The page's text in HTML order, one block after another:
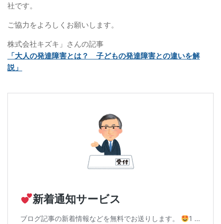
社です。
ご協力をよろしくお願いします。
株式会社キズキ」さんの記事
「大人の発達障害とは？ 子どもの発達障害との違いを解
説」